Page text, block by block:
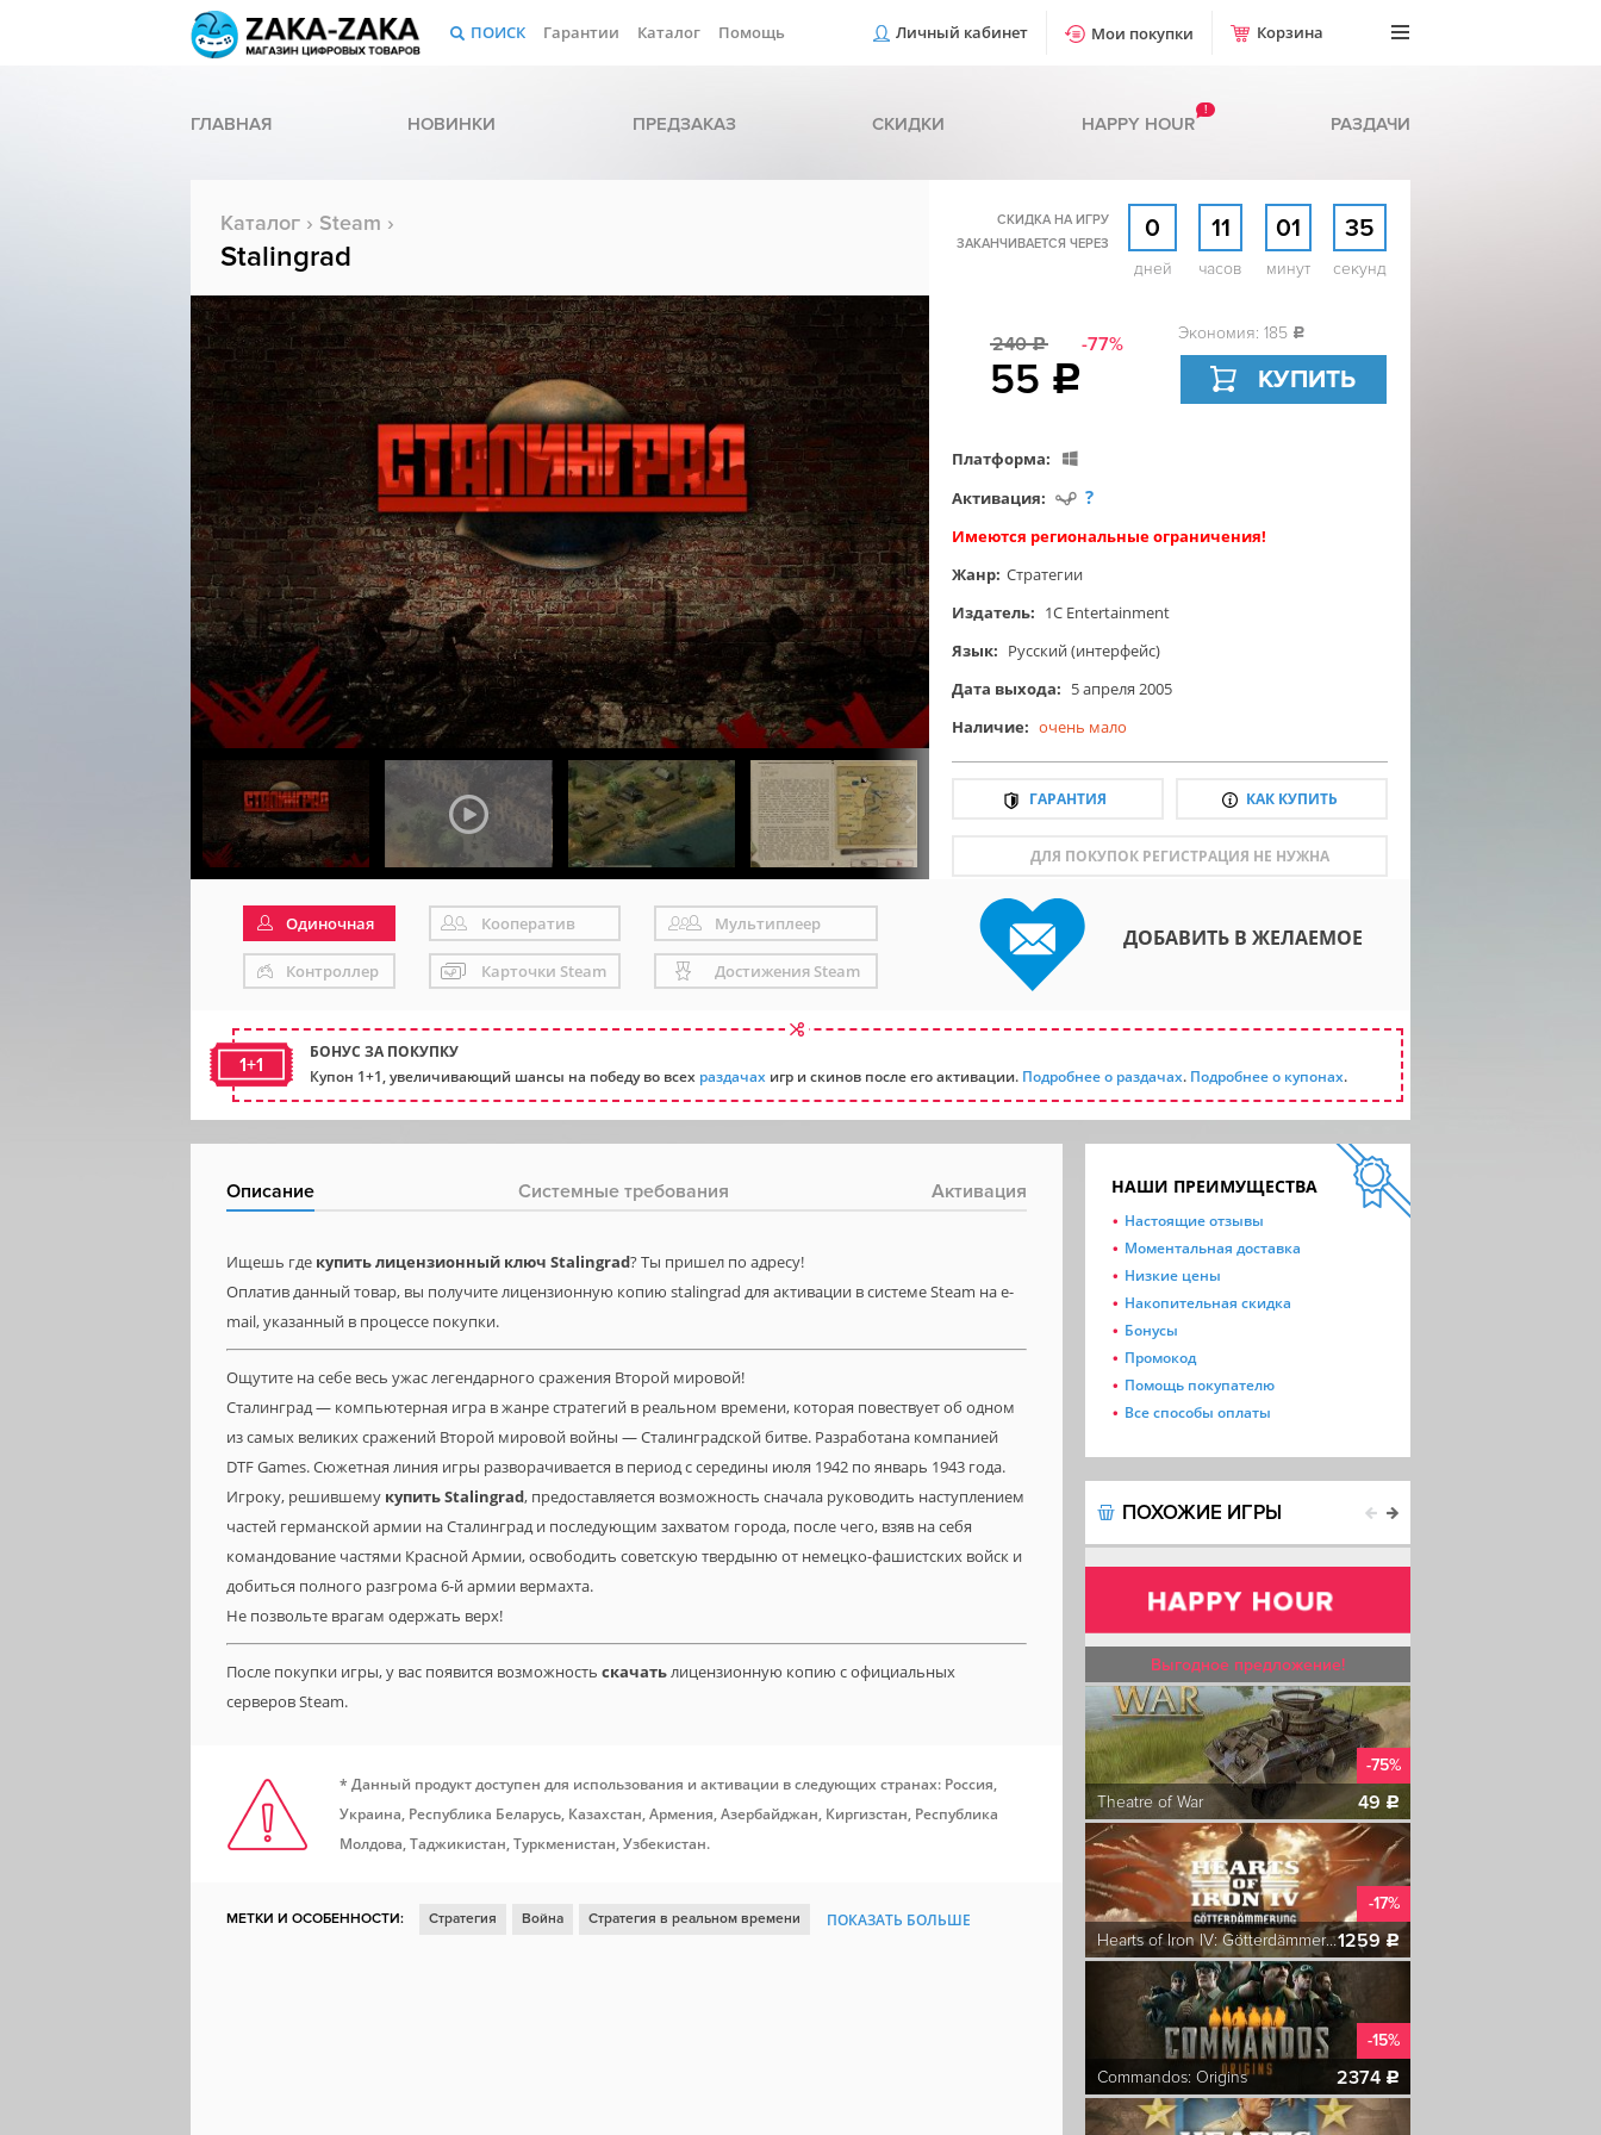
ПОИСК Гарантии Каталог Помощь Личный кабинет Мои покупки Корзина
ГЛАВНАЯ НОВИНКИ ПРЕДЗАКАЗ СКИДКИ HAPPY HOUR
!
РАЗДАЧИ
Каталог › Steam ›
Stalingrad
СКИДКА НА ИГРУ
ЗАКАНЧИВАЕТСЯ ЧЕРЕЗ
0
дней
11
часов
01
минут
34
секунд
240c -77%
55 c
Экономия: 185 c
КУПИТЬ
Платформа:
Активация:
?
Имеются региональные ограничения!
Жанр: Стратегии
Издатель: 1C Entertainment
Язык: Русский (интерфейс)
Дата выхода: 5 апреля 2005
Наличие: очень мало
ГАРАНТИЯ КАК КУПИТЬ
ДЛЯ ПОКУПОК РЕГИСТРАЦИЯ НЕ НУЖНА
Одиночная Кооператив Мультиплеер
Контроллер Карточки Steam Достижения Steam
ДОБАВИТЬ В ЖЕЛАЕМОЕ
1+1
БОНУС ЗА ПОКУПКУ
Купон 1+1, увеличивающий шансы на победу во всех раздачах игр и скинов после его активации. Подробнее о раздачах. Подробнее о купонах.
Описание Системные требования Активация
Ищешь где купить лицензионный ключ Stalingrad? Ты пришел по адресу!
Оплатив данный товар, вы получите лицензионную копию stalingrad для активации в системе Steam на e-
mail, указанный в процессе покупки.
Ощутите на себе весь ужас легендарного сражения Второй мировой!
Сталинград — компьютерная игра в жанре стратегий в реальном времени, которая повествует об одном
из самых великих сражений Второй мировой войны — Сталинградской битве. Разработана компанией
DTF Games. Сюжетная линия игры разворачивается в период с середины июля 1942 по январь 1943 года.
Игроку, решившему купить Stalingrad, предоставляется возможность сначала руководить наступлением
частей германской армии на Сталинград и последующим захватом города, после чего, взяв на себя
командование частями Красной Армии, освободить советскую твердыню от немецко-фашистских войск и
добиться полного разгрома 6-й армии вермахта.
Не позвольте врагам одержать верх!
После покупки игры, у вас появится возможность скачатьлицензионную копию с официальных
серверов Steam.
* Данный продукт доступен для использования и активации в следующих странах: Россия,
Украина, Республика Беларусь, Казахстан, Армения, Азербайджан, Киргизстан, Республика
Молдова, Таджикистан, Туркменистан, Узбекистан.
МЕТКИ И ОСОБЕННОСТИ: Стратегия Война Стратегия в реальном времени ПОКАЗАТЬ БОЛЬШЕ
НАШИ ПРЕИМУЩЕСТВА
Настоящие отзывы
Моментальная доставка
Низкие цены
Накопительная скидка
Бонусы
Промокод
Помощь покупателю
Все способы оплаты
ПОХОЖИЕ ИГРЫ
Выгодное предложение!
-75%
Theatre of War
49 c
-17%
Hearts of Iron IV: Götterdämmerung1259c
-15%
Commandos: Origins
2374 c